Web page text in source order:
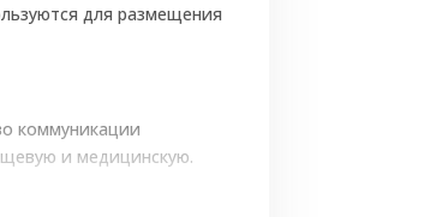
для размещения
коммуникации
и медицинскую.